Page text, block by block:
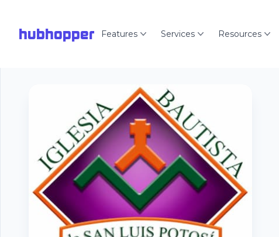
hubhopper Features Services Resources